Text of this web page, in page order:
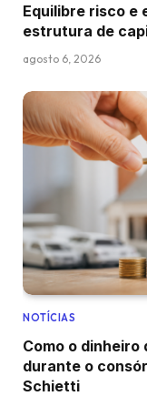
Equilibre risco e
estrutura de
agosto 6, 2026
NOTÍCIAS
Como o dinheiro
durante o
Schietti